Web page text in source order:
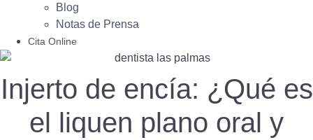
Blog
Notas de Prensa
Cita Online
Injerto de encía: ¿Qué es
el liquen plano oral y